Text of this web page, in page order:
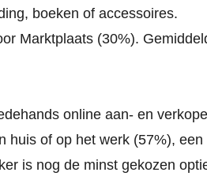
boeken of accessoires.
Marktplaats (30%).
online aan- en
huis of op het werk (57%), een
is nog de minst gekozen